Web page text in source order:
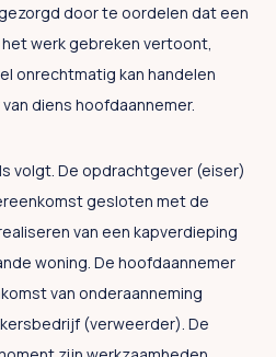
door te oordelen dat een
werk gebreken vertoont,
onrechtmatig kan handelen
diens hoofdaannemer.
volgt. De opdrachtgever (eiser)
gesloten met de
van een kapverdieping
woning. De hoofdaannemer
van onderaanneming
(verweerder). De